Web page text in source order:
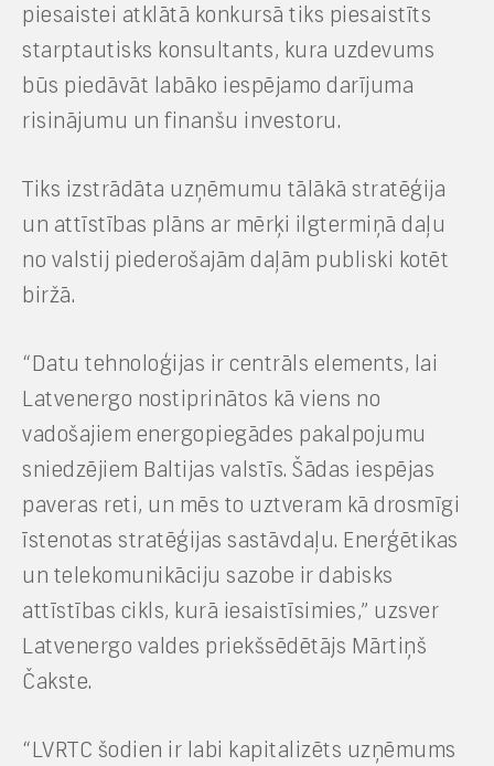
piesaistei atklātā konkursā tiks piesaistīts
starptautisks konsultants, kura uzdevums
būs piedāvāt labāko iespējamo darījuma
risinājumu un finanšu investoru.
Tiks izstrādāta uzņēmumu tālākā stratēģija
un attīstības plāns ar mērķi ilgtermiņā daļu
no valstij piederošajām daļām publiski kotēt
biržā.
“Datu tehnoloģijas ir centrāls elements, lai
Latvenergo nostiprinātos kā viens no
vadošajiem energopiegādes pakalpojumu
sniedzējiem Baltijas valstīs. Šādas iespējas
paveras reti, un mēs to uztveram kā drosmīgi
īstenotas stratēģijas sastāvdaļu. Enerģētikas
un telekomunikāciju sazobe ir dabisks
attīstības cikls, kurā iesaistīsimies,” uzsver
Latvenergo valdes priekšsēdētājs Mārtiņš
Čakste.
“LVRTC šodien ir labi kapitalizēts uzņēmums